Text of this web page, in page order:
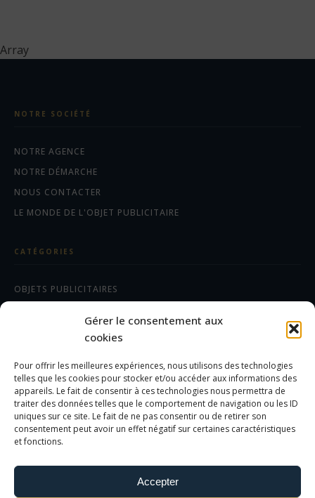
Gérer le consentement aux
cookies
Pour offrir les meilleures expériences, nous utilisons des technologies
telles que les cookies pour stocker et/ou accéder aux informations des
appareils. Le fait de consentir à ces technologies nous permettra de
traiter des données telles que le comportement de navigation ou les ID
uniques sur ce site. Le fait de ne pas consentir ou de retirer son
consentement peut avoir un effet négatif sur certaines caractéristiques
et fonctions.
Accepter
Array
NOTRE SOCIÉTÉ
NOTRE AGENCE
NOTRE DÉMARCHE
NOUS CONTACTER
LE MONDE DE L'OBJET PUBLICITAIRE
CATÉGORIES
OBJETS PUBLICITAIRES
AIDE/FAQ
LES DIFFÉRENTS MARQUAGES
FOIRE AUX QUESTIONS
INFORMATIONS LÉGALES